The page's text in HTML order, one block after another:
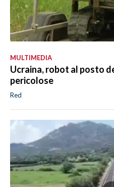
MULTIMEDIA
Ucraina, robot al posto
pericolose
Red